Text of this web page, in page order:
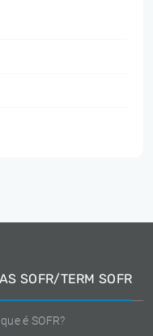
SOFR/TERM SOFR
que é SOFR?